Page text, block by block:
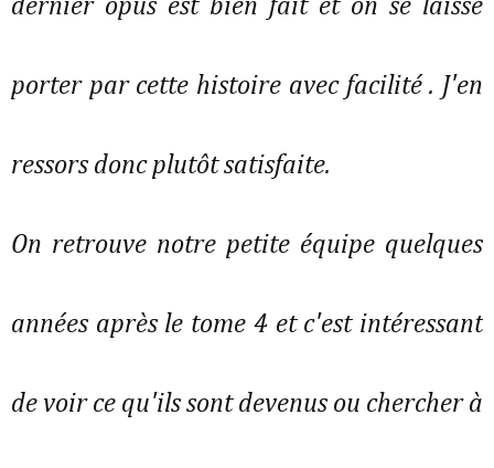
dernier opus est bien fait et on se laisse
porter par cette histoire avec facilité . J'en
ressors donc plutôt satisfaite.
On retrouve notre petite équipe quelques
années après le tome 4 et c'est intéressant
de voir ce qu'ils sont devenus ou chercher à